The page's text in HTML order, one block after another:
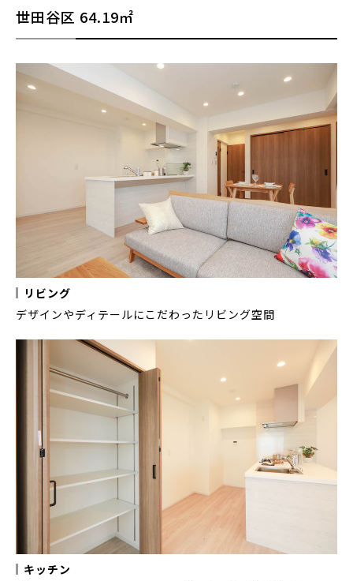
世田谷区 64.19㎡
リビング
デザインやディテールにこだわったリビング空間
キッチン